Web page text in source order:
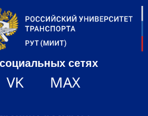
сетях
VK MAX